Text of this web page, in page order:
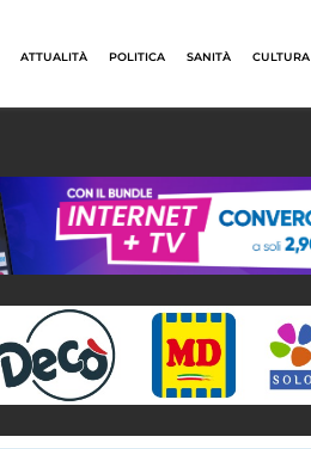
ATTUALITÀ POLITICA SANITÀ CULTURA